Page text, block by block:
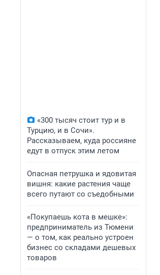
«300 тысяч стоит тур и в
Турцию, и в Сочи».
Рассказываем, куда россияне
едут в отпуск этим летом
Опасная петрушка и ядовитая
вишня: какие растения чаще
всего путают со съедобными
«Покупаешь кота в мешке»:
предприниматель из Тюмени
— о том, как реально устроен
бизнес со складами дешевых
товаров